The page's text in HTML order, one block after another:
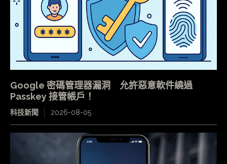
Google 密碼管理器漏洞 允許惡意軟件繞過
Passkey 接管帳戶！
科技新聞 2026-08-05